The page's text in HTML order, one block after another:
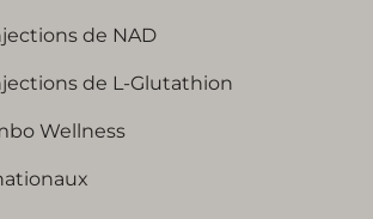
de NAD
de L-Glutathion
Wellness